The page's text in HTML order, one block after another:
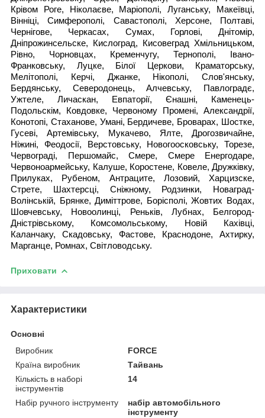
Крівом Роге, Ніколаєве, Маріополі, Луганську, Макеївці,
Вінніці, Симферополі, Савастополі, Херсоне, Полтаві,
Чернігове, Черкасах, Сумах, Горлові, Днітомір,
Дніпрожинсельске, Кислоград, Кисовеград Хмільницьком,
Рівно, Чорновцах, Кременчугу, Тернополі, Івано-
Франковську, Луцке, Білої Церкови, Краматорську,
Мелітополі, Керчі, Джанке, Нікополі, Слов'янську,
Бердянську, Северодонець, Алчевську, Павлоградє,
Ужтеле, Личаскан, Евпаторії, Єнашні, Каменець-
Подольскім, Ковдовке, Червоному Промені, Александрії,
Конотопі, Стаханове, Умані, Бердичеве, Броварах, Шостке,
Гусеві, Артемівську, Мукачево, Ялте, Дрогозвичайне,
Ніжині, Феодосії, Верстовську, Новогоосковську, Торезе,
Червограді, Першомайс, Смере, Смере Енергодаре,
Червоноармейську, Калуше, Коростене, Ковеле, Дружківку,
Прилуках, Рубеном, Антраците, Лозовий, Харцизске,
Стрете, Шахтерсці, Сніжному, Родзинки, Новаград-
Волінській, Брянке, Диміттрове, Борісполі, Жовтих Водах,
Шовчевську, Новоолинці, Реньків, Лубнах, Белгород-
Дністрівському, Комсомольському, Новій Кахівці,
Каланчаку, Скадовську, Фастове, Краснодоне, Ахтирку,
Марганце, Ромнах, Світловодську.
Приховати
Характеристики
Основні
Виробник
FORCE
Країна виробник
Тайвань
Кількість в наборі
інструментів
14
Набір ручного інструменту
набір автомобільного
інструменту